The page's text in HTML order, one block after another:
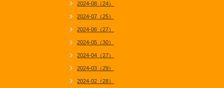
2024-08（24）
2024-07（25）
2024-06（27）
2024-05（30）
2024-04（27）
2024-03（29）
2024-02（28）